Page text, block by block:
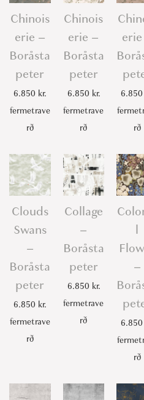
Chinois
erie –
Boråsta
peter
6.850 kr.
fermetrave
rð
Chinois
erie –
Boråsta
peter
6.850 kr.
fermetrave
rð
6.850
rð
Clouds
Swans
–
Boråsta
peter
6.850 kr.
fermetrave
rð
Collage
–
Boråsta
peter
6.850 kr.
fermetrave
rð
l
–
6.850
rð